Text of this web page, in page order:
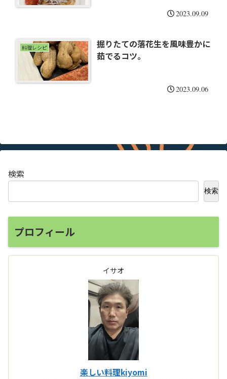
2023.09.09
料理レシピ
掘りたての落花生を風味豊かに
茹でるコツ。
2023.09.06
検索
検索
プロフィール
イサオ
楽しい料理kiyomi